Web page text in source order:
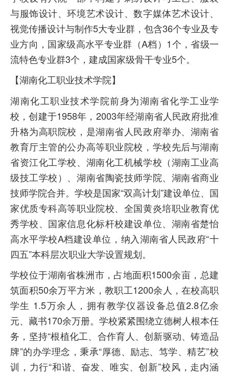
与服饰设计、环境艺术设计、数字媒体艺术设计、
视觉传播设计与制作5大专业群，包含36个专业及专
业方向，国家级高水平专业群（A档）1个，省级一
流特色专业群3个，建成国家级骨干专业5个。
【湖南化工职业技术学院】
湖南化工职业技术学院前身为湖南省化学工业学
校，创建于1958年，2003年经湖南省人民政府批准
升格为高职院校，是湖南省人民政府举办、湖南省
教育厅主管的公办高等职业院校，学校先后与湖南
省资江化工学校、湖南化工机械学校（湖南工业高
级技工学校）、湖南省陶瓷技师学院、湖南省商业
技师学院合并。学校是国家“双高计划”建设单位、国
家优质专科高等职业院校、全国黄炎培职业教育优
秀学校、国家信息化标杆校建设单位、湖南省楚怡
高水平学校A档建设单位，纳入湖南省人民政府“十
四五”本科层次职业大学设置规划。
学校位于湖南省株洲市，占地面积1500余亩，总建
筑面积50余万平方米，教职工1200余人，在校高职
学生 1.5万余人，拥有教学仪器设备总值2.8亿余
元、藏书170余万册。学校紧紧围绕立德树人根本任
务，坚持“根植化工、合作育人、创新驱动、铸造品
牌”的办学理念，秉承“厚德、励志、笃学、精艺”校
训，力行“和谐、奋发、唯实、创新”校风，走内涵